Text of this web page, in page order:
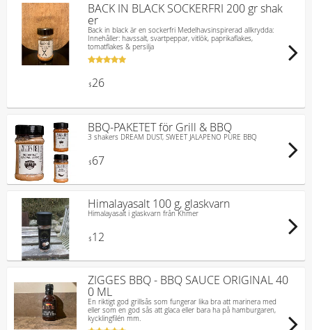
BACK IN BLACK SOCKERFRI 200 gr shak
er
Back in black är en sockerfri Medelhavsinspirerad allkrydda:
Innehåller: havssalt, svartpeppar, vitlök, paprikaflakes,
tomatflakes & persilja
$ 26
BBQ-PAKETET för Grill & BBQ
3 shakers DREAM DUST, SWEET JALAPENO PURE BBQ
$ 67
Himalayasalt 100 g, glaskvarn
Himalayasalt i glaskvarn från Khmer
$ 12
ZIGGES BBQ - BBQ SAUCE ORIGINAL 40
0 ML
En riktigt god grillsås som fungerar lika bra att marinera med
eller som en god sås att glaca eller bara ha på hamburgaren,
kycklingfilén mm.